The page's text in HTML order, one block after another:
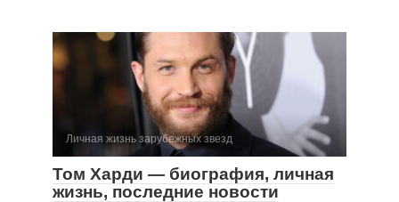
Личная жизнь зарубежных звезд
Том Харди — биография, личная
жизнь, последние новости